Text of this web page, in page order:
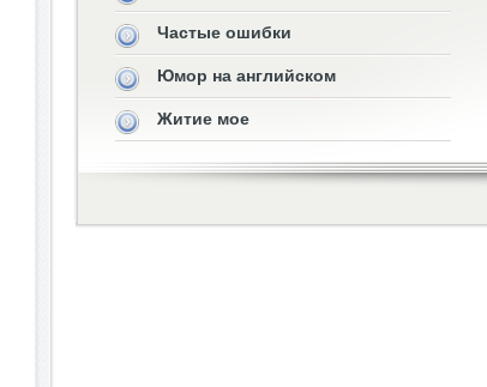
Частые ошибки
Юмор на английском
Житие мое